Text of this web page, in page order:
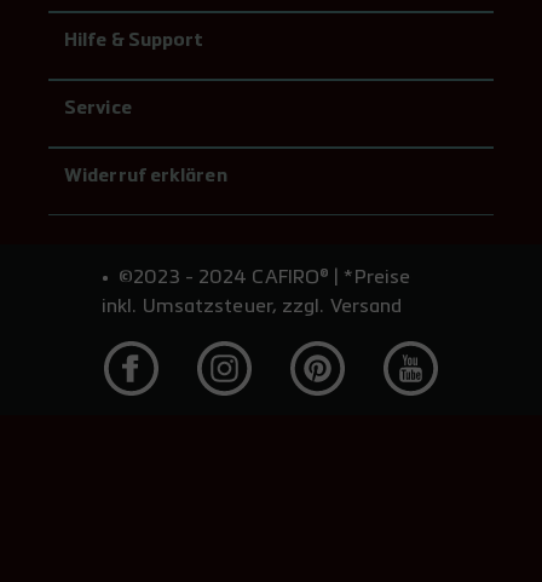
Hilfe & Support
Service
Widerruf erklären
©2023 - 2024 CAFIRO® | *Preise
inkl. Umsatzsteuer, zzgl. Versand